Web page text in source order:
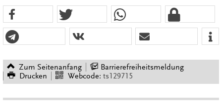
Zum Seitenanfang
Barrierefreiheitsmeldung
Drucken
Webcode: ts129715